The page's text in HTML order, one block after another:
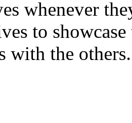
whenever
to
with the